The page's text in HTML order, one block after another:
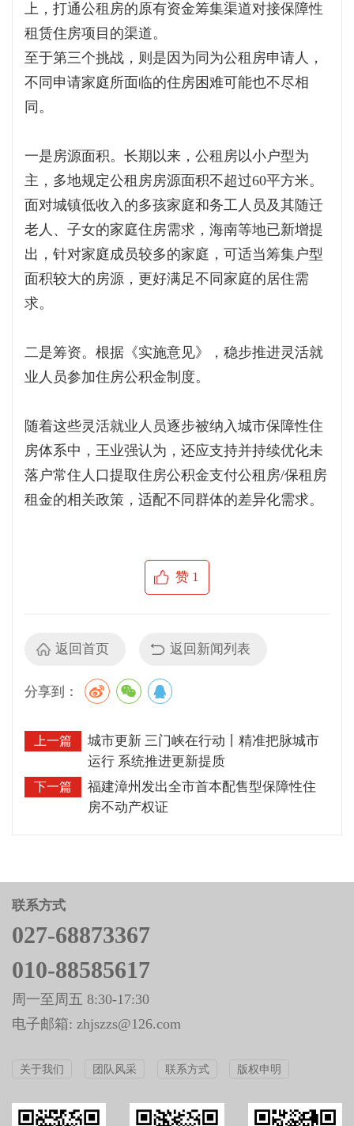
上，打通公租房的原有资金筹集渠道对接保障性
租赁住房项目的渠道。
至于第三个挑战，则是因为同为公租房申请人，
不同申请家庭所面临的住房困难可能也不尽相
同。
一是房源面积。长期以来，公租房以小户型为
主，多地规定公租房房源面积不超过60平方米。
面对城镇低收入的多孩家庭和务工人员及其随迁
老人、子女的家庭住房需求，海南等地已新增提
出，针对家庭成员较多的家庭，可适当筹集户型
面积较大的房源，更好满足不同家庭的居住需
求。
二是筹资。根据《实施意见》，稳步推进灵活就
业人员参加住房公积金制度。
随着这些灵活就业人员逐步被纳入城市保障性住
房体系中，王业强认为，还应支持并持续优化未
落户常住人口提取住房公积金支付公租房/保租房
租金的相关政策，适配不同群体的差异化需求。
赞 1
返回首页 返回新闻列表
分享到：
上一篇
城市更新 三门峡在行动丨精准把脉城市
运行 系统推进更新提质
下一篇
福建漳州发出全市首本配售型保障性住
房不动产权证
联系方式
027-68873367
010-88585617
周一至周五 8:30-17:30
电子邮箱: zhjszzs@126.com
关于我们 团队风采 联系方式 版权申明